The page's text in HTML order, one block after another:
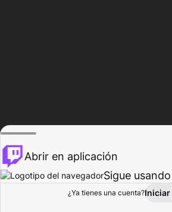
Explorar
Abrir en aplicación
Sigue
¿Ya tienes una cuenta?Iniciar